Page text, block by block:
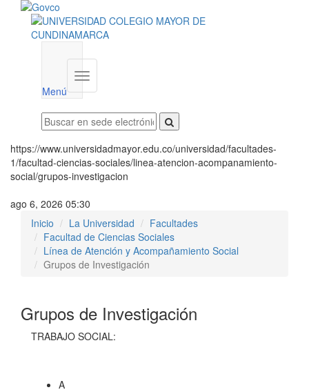
Menú
Menú
institucional
https://www.universidadmayor.edu.co/universidad/facultades-
1/facultad-ciencias-sociales/linea-atencion-acompanamiento-
social/grupos-investigacion
ago 6, 2026 05:30
Inicio
La Universidad
Facultades
Facultad de Ciencias Sociales
Línea de Atención y Acompañamiento Social
Grupos de Investigación
Grupos de Investigación
TRABAJO SOCIAL:
A